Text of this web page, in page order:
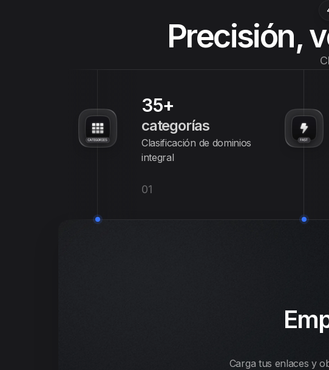
Precisión,
35+
categorías
Clasificación de dominios
integral
01
Carga tus enlaces y